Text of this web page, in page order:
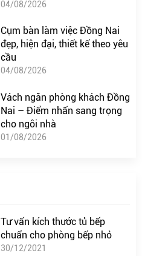
04/08/2026
Cụm bàn làm việc Đồng Nai
đẹp, hiện đại, thiết kế theo yêu
cầu
04/08/2026
Vách ngăn phòng khách Đồng
Nai – Điểm nhấn sang trọng
cho ngôi nhà
01/08/2026
Tư vấn kích thước tủ bếp
chuẩn cho phòng bếp nhỏ
30/12/2021